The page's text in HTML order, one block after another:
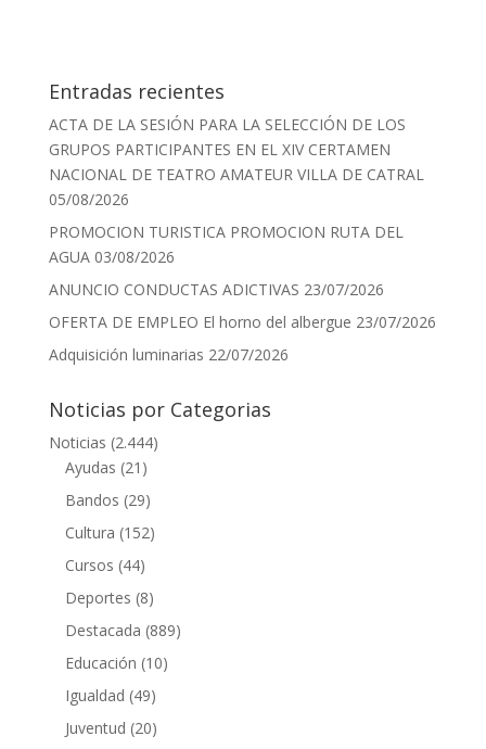
Entradas recientes
ACTA DE LA SESIÓN PARA LA SELECCIÓN DE LOS
GRUPOS PARTICIPANTES EN EL XIV CERTAMEN
NACIONAL DE TEATRO AMATEUR VILLA DE CATRAL
05/08/2026
PROMOCION TURISTICA PROMOCION RUTA DEL
AGUA 03/08/2026
ANUNCIO CONDUCTAS ADICTIVAS 23/07/2026
OFERTA DE EMPLEO El horno del albergue 23/07/2026
Adquisición luminarias 22/07/2026
Noticias por Categorias
Noticias (2.444)
Ayudas (21)
Bandos (29)
Cultura (152)
Cursos (44)
Deportes (8)
Destacada (889)
Educación (10)
Igualdad (49)
Juventud (20)